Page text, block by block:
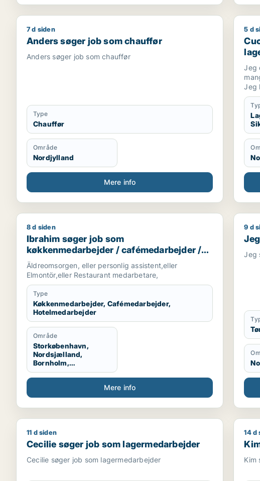
Anders søger job som chauffør
7 d siden
Anders søger job som chauffør
Anders søger job som chauffør
Type
Chauffør
Område
Nordjylland
Mere info
5 d
Jeg
Jeg
kan
Ibrahim søger job som køkkenmedarbejder /
8 d siden
Ibrahim søger job som
køkkenmedarbejder / cafémedarbejder /
hotelmedarbejder
Äldreomsorgen, eller personlig assistent,eller
Elmontör,eller Restaurant medarbetare,
Type
Køkkenmedarbejder, Cafémedarbejder,
Hotelmedarbejder
Område
Storkøbenhavn,
Nordsjælland,
Bornholm,
København, Odense,
Århus, Aalborg, Midt-
Sydsjælland, Hele
Mere info
Jeg
9 d
Jeg
Cecilie søger job som lagermedarbejder
11 d siden
Cecilie søger job som lagermedarbejder
Cecilie søger job som lagermedarbejder
14 d
Kim